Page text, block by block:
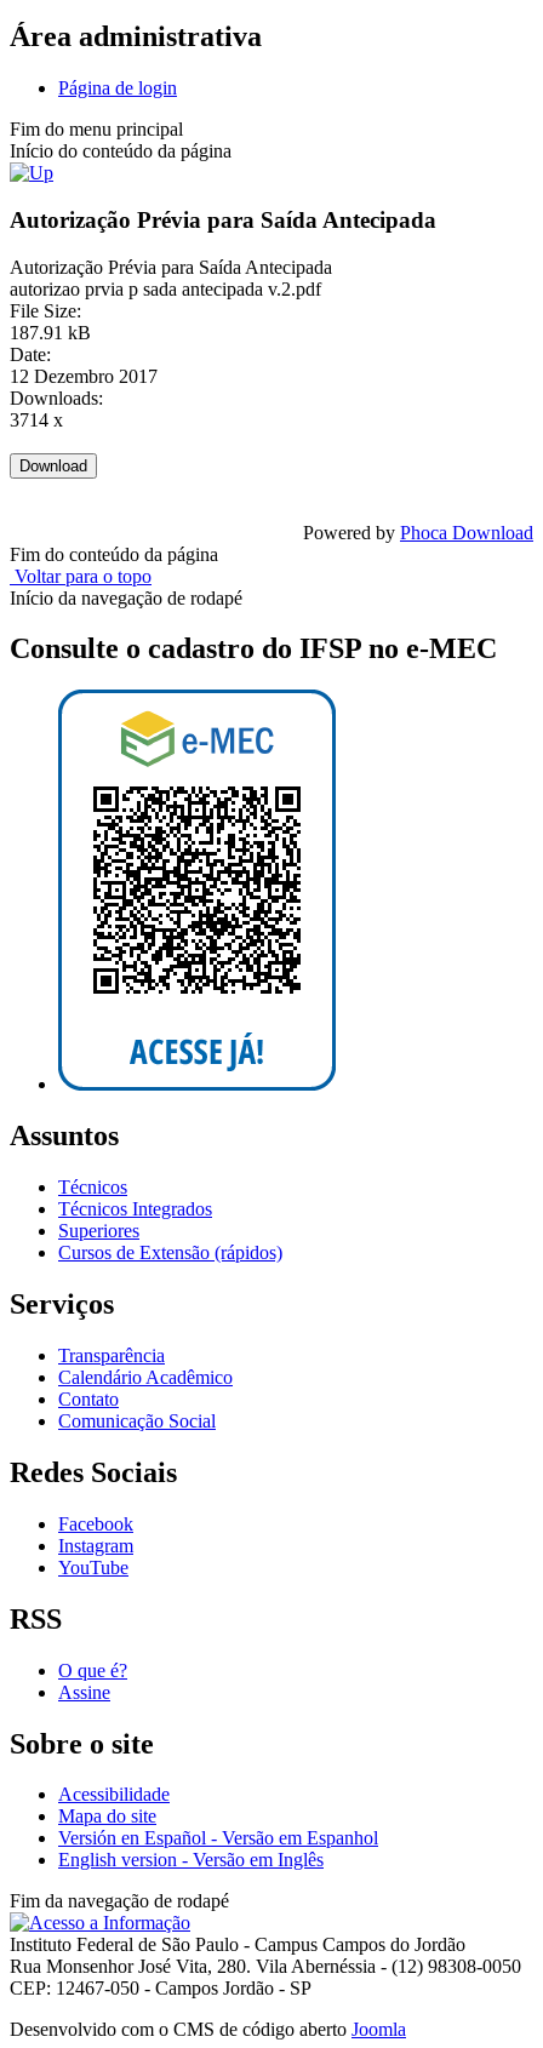
Área administrativa
Página de login
Fim do menu principal
Início do conteúdo da página
Autorização Prévia para Saída Antecipada
Autorização Prévia para Saída Antecipada
autorizao prvia p sada antecipada v.2.pdf
File Size:
187.91 kB
Date:
12 Dezembro 2017
Downloads:
3714 x
Powered by Phoca Download
Fim do conteúdo da página
Voltar para o topo
Início da navegação de rodapé
Consulte o cadastro do IFSP no e-MEC
Assuntos
Técnicos
Técnicos Integrados
Superiores
Cursos de Extensão (rápidos)
Serviços
Transparência
Calendário Acadêmico
Contato
Comunicação Social
Redes Sociais
Facebook
Instagram
YouTube
RSS
O que é?
Assine
Sobre o site
Acessibilidade
Mapa do site
Versión en Español - Versão em Espanhol
English version - Versão em Inglês
Fim da navegação de rodapé
Instituto Federal de São Paulo - Campus Campos do Jordão
Rua Monsenhor José Vita, 280. Vila Abernéssia - (12) 98308-0050
CEP: 12467-050 - Campos Jordão - SP
Desenvolvido com o CMS de código aberto Joomla